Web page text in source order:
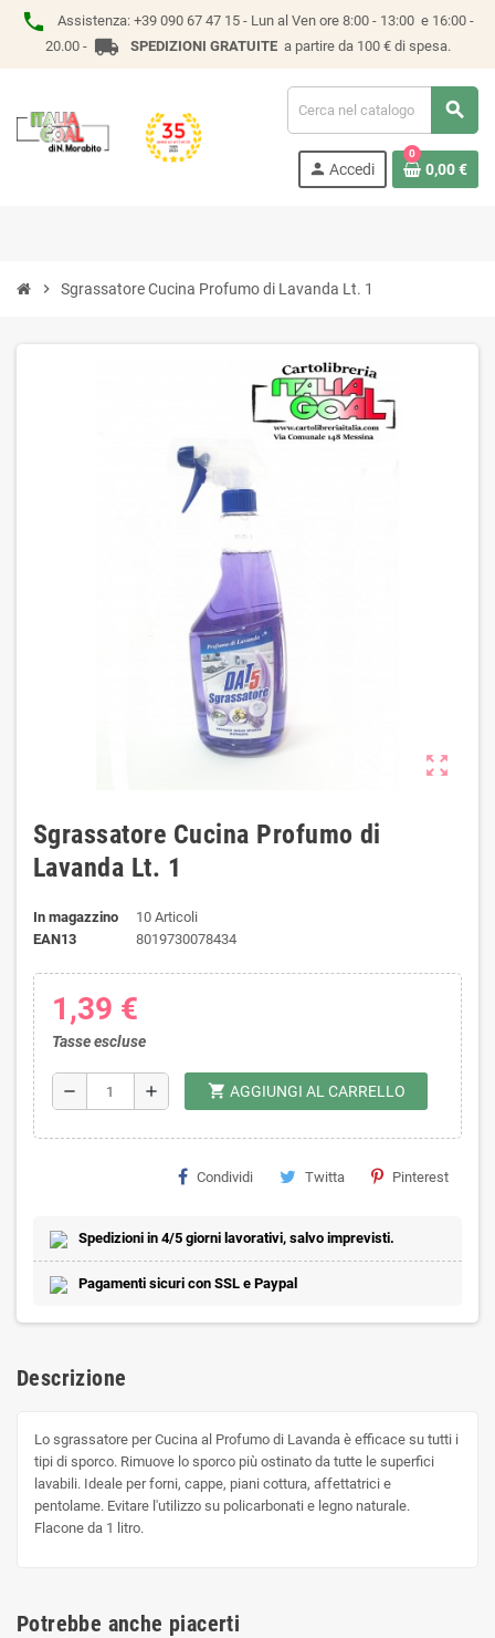
phone Assistenza: +39 090 67 47 15 - Lun al Ven ore 8:00 - 13:00 e 16:00 -
20.00 - local_shipping SPEDIZIONI GRATUITEa partire da 100 € di spesa.
search
person Accedi
0
0,00 €
chevron_right Sgrassatore Cucina Profumo di Lavanda Lt. 1
zoom_out_map
Sgrassatore Cucina Profumo di
Lavanda Lt. 1
In magazzino
10 Articoli
EAN13
8019730078434
1,39 €
Tasse escluse
remove add shopping_cart AGGIUNGI AL CARRELLO
Condividi Twitta Pinterest
Spedizioni in 4/5 giorni lavorativi, salvo imprevisti.
Pagamenti sicuri con SSL e Paypal
Descrizione
Lo sgrassatore per Cucina al Profumo di Lavanda è efficace su tutti i
tipi di sporco. Rimuove lo sporco più ostinato da tutte le superfici
lavabili. Ideale per forni, cappe, piani cottura, affettatrici e
pentolame. Evitare l'utilizzo su policarbonati e legno naturale.
Flacone da 1 litro.
Potrebbe anche piacerti